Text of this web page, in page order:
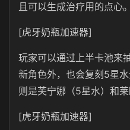
且可以生成治疗用的点心。
[虎牙奶瓶加速器]
玩家可以通过上半卡池来
新角色外，也会复刻5星
则是芙宁娜（5星水）和莱
[虎牙奶瓶加速器]